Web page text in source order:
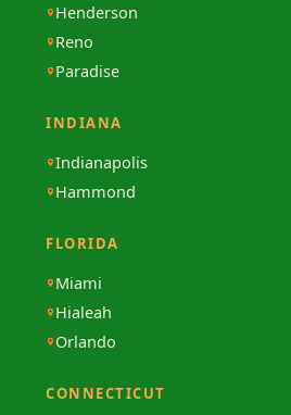
Henderson
Reno
Paradise
INDIANA
Indianapolis
Hammond
FLORIDA
Miami
Hialeah
Orlando
CONNECTICUT